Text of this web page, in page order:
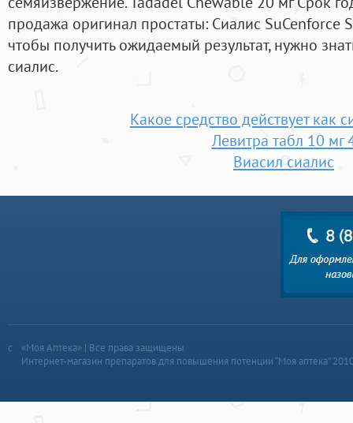
продажа оригинал простаты: Сиалис SuCenforce
чтобы получить ожидаемый результат, нужно
сиалис.
Какое средство действует как
Левитра табл 10 мг
Виасил сиалис
«Моя Аптека» | Все права защищены
Интернет-магазин препаратов для повышения потенции “Моя аптека”